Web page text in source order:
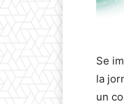
Se
la
un